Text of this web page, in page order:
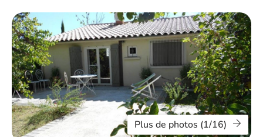
Plus de photos (1/16)